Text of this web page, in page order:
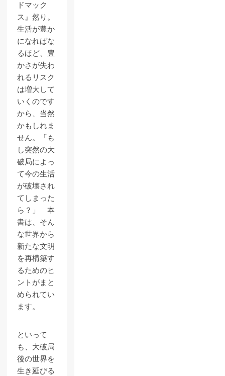
ドマック
ス』然り。
生活が豊か
になればな
るほど、豊
かさが失わ
れるリスク
は増大して
いくのです
から、当然
かもしれま
せん。「も
し突然の大
破局によっ
て今の生活
が破壊され
てしまった
ら？」 本
書は、そん
な世界から
新たな文明
を再構築す
るためのヒ
ントがまと
められてい
ます。
といって
も、大破局
後の世界を
生き延びる